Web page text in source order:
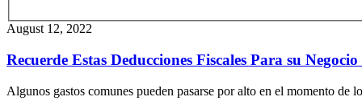
August 12, 2022
Recuerde Estas Deducciones Fiscales Para su
Algunos gastos comunes pueden pasarse por alto en el momento de